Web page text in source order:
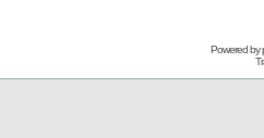
Powered by